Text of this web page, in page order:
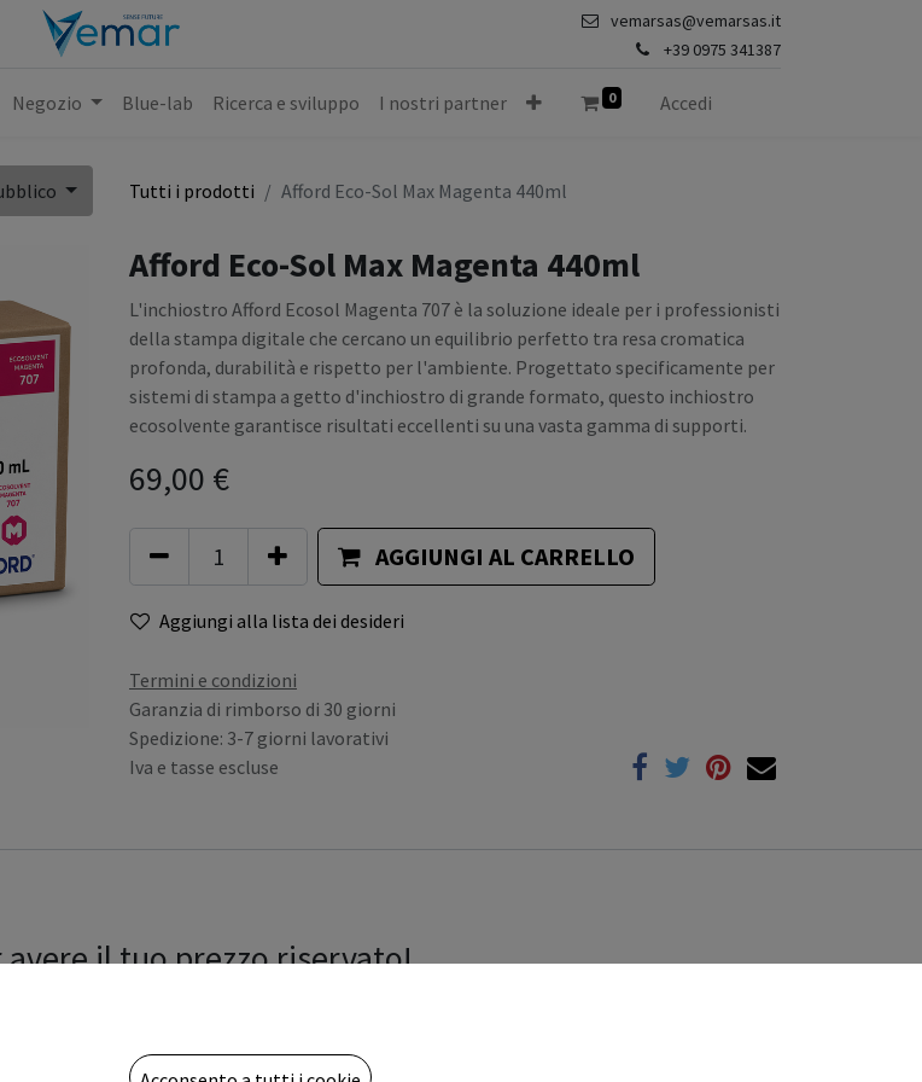
vemarsas@vemarsas.it
+39 0975 341387
Negozio Blue-lab Ricerca e sviluppo I nostri partner 0 Accedi
Tutti i prodotti Afford Eco-Sol Max Magenta 440ml
Afford Eco-Sol Max Magenta 440ml
L'inchiostro Afford Ecosol Magenta 707 è la soluzione ideale per i professionisti
della stampa digitale che cercano un equilibrio perfetto tra resa cromatica
profonda, durabilità e rispetto per l'ambiente. Progettato specificamente per
sistemi di stampa a getto d'inchiostro di grande formato, questo inchiostro
ecosolvente garantisce risultati eccellenti su una vasta gamma di supporti.
69,00 €
AGGIUNGI AL CARRELLO
Aggiungi alla lista dei desideri
Termini e condizioni
Garanzia di rimborso di 30 giorni
Spedizione: 3-7 giorni lavorativi
Iva e tasse escluse
il tuo prezzo riservato!